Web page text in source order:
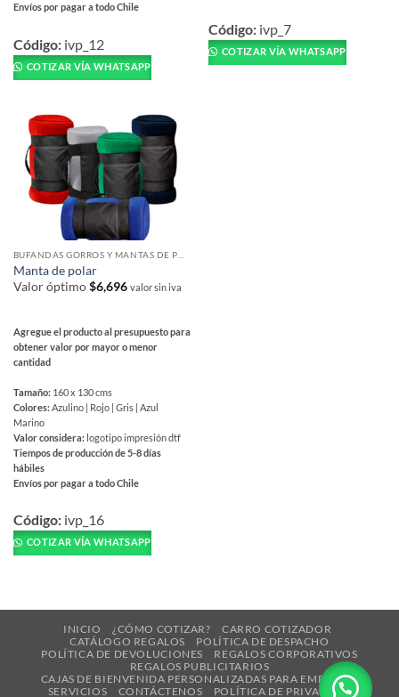
Envíos por pagar a todo Chile
producto
tiene
múltiples
Las
opciones
pueden
elegir
de
producto
Código: ivp_12
COTIZAR VÍA WHATSAPP
producto
tiene
múltiples
Código: ivp_7
COTIZAR VÍA WHATSAPP
BUFANDAS GORROS Y MANTAS DE POLAR
Manta de polar
Valor óptimo$6,696 valor sin iva
Agregue el producto al presupuesto para
obtener valor por mayor o menor
cantidad
Tamaño: 160 x 130 cms
Colores:Azulino | Rojo | Gris | Azul
Marino
Valor considera: logotipo impresión dtf
Tiempos de producción de 5-8 días
hábiles
Envíos por pagar a todo Chile
producto
tiene
múltiples
opciones
pueden
Código: ivp_16
COTIZAR VÍA WHATSAPP
INICIO ¿CÓMO COTIZAR?
CARRO COTIZADOR
CATÁLOGO REGALOS
POLÍTICA DE DESPACHO
POLÍTICA DE DEVOLUCIONES
REGALOS CORPORATIVOS
REGALOS PUBLICITARIOS
CAJAS DE BIENVENIDA PERSONALIZADAS PARA EMPRESAS
SERVICIOS
CONTÁCTENOS POLÍTICA DE PRIVACIDAD